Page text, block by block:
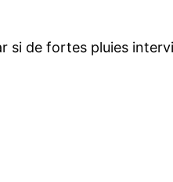
si de fortes pluies